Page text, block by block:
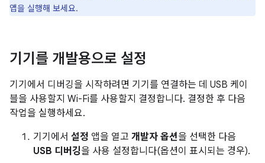
앱을 실행해 보세요.
기기를 개발용으로 설정
기기에서 디버깅을 시작하려면 기기를 연결하는 데 USB 케이
블을 사용할지 Wi-Fi를 사용할지 결정합니다. 결정한 후 다음
작업을 실행하세요.
기기에서 설정 앱을 열고 개발자 옵션을 선택한 다음
USB 디버깅을 사용 설정합니다(옵션이 표시되는 경우).